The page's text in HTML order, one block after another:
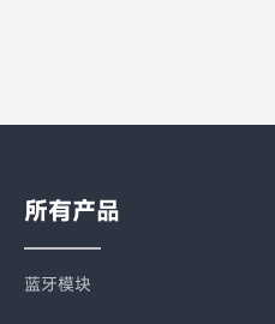
所有产品
蓝牙模块